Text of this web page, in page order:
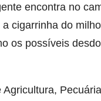
encontra no
cigarrinha do
os possíveis